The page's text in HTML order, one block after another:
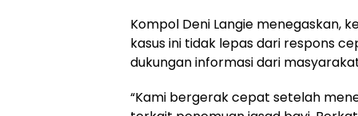
Kompol Deni Langie menegaskan,
kasus ini tidak lepas dari respons
dukungan informasi dari
“Kami bergerak cepat setelah